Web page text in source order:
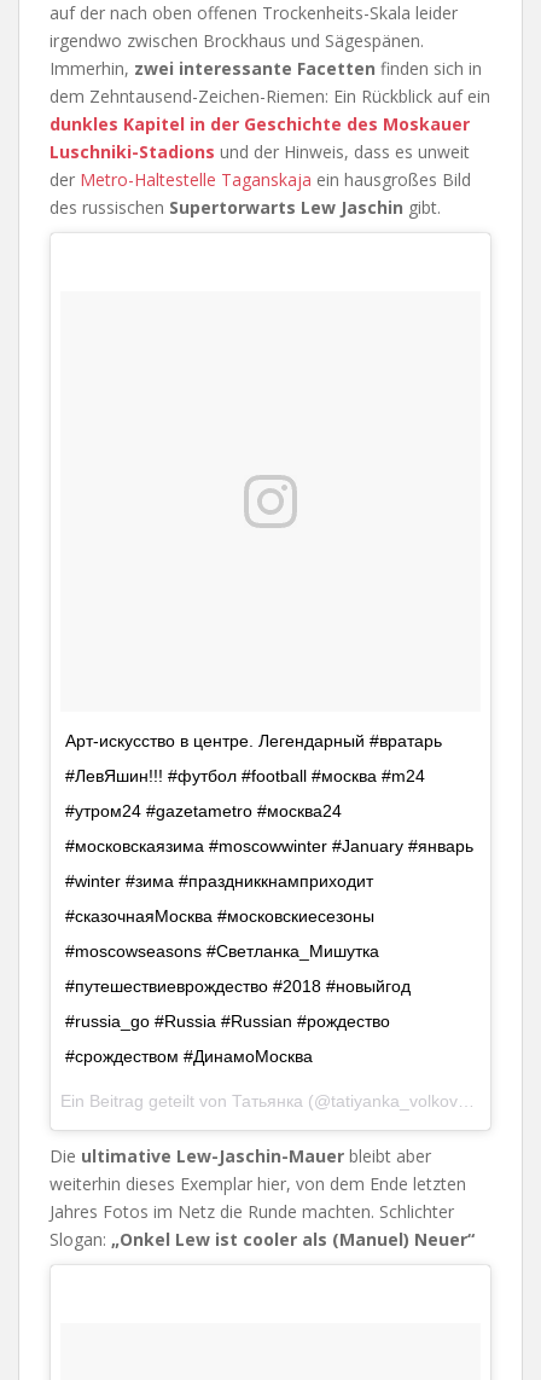
auf der nach oben offenen Trockenheits-Skala leider
irgendwo zwischen Brockhaus und Sägespänen.
Immerhin, zwei interessante Facetten finden sich in
dem Zehntausend-Zeichen-Riemen: Ein Rückblick auf ein
dunkles Kapitel in der Geschichte des Moskauer
Luschniki-Stadions und der Hinweis, dass es unweit
der Metro-Haltestelle Taganskaja ein hausgroßes Bild
des russischen Supertorwarts Lew Jaschin gibt.
Арт-искусство в центре. Легендарный #вратарь
#ЛевЯшин!!! #футбол #football #москва #m24
#утром24 #gazetametro #москва24
#московскаязима #moscowwinter #January #январь
#winter #зима #праздниккнамприходит
#сказочнаяМосква #московскиесезоны
#moscowseasons #Светланка_Мишутка
#путешествиеврождество #2018 #новыйгод
#russia_go #Russia #Russian #рождество
#срождеством #ДинамоМосква
Ein Beitrag geteilt von Татьянка (@tatiyanka_volkova) am
Die ultimative Lew-Jaschin-Mauer bleibt aber
weiterhin dieses Exemplar hier, von dem Ende letzten
Jahres Fotos im Netz die Runde machten. Schlichter
Slogan: „Onkel Lew ist cooler als (Manuel) Neuer“